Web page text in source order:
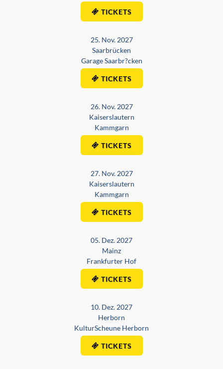
TICKETS
25. Nov. 2027
Saarbrücken
Garage Saarbr?cken
TICKETS
26. Nov. 2027
Kaiserslautern
Kammgarn
TICKETS
27. Nov. 2027
Kaiserslautern
Kammgarn
TICKETS
05. Dez. 2027
Mainz
Frankfurter Hof
TICKETS
10. Dez. 2027
Herborn
KulturScheune Herborn
TICKETS